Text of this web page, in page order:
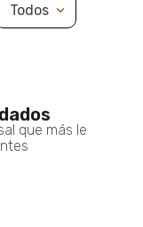
Todos
que más le